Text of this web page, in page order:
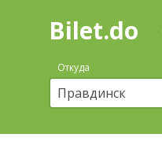
Поиск
покупка
билетов
автобус
онлайн
Bilet.do
Откуда